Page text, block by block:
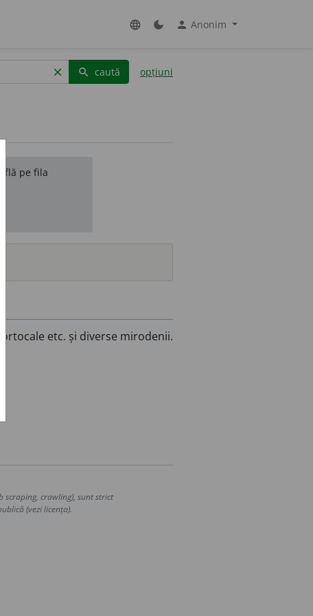
language dark_mode person Anonim
clear search caută opțiuni
pe fila
etc. și diverse mirodenii.
scraping, crawling), sunt strict
(vezi licența).